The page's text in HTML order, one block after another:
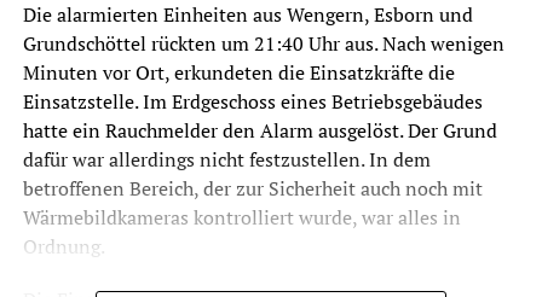
Die alarmierten Einheiten aus Wengern, Esborn und
Grundschöttel rückten um 21:40 Uhr aus. Nach wenigen
Minuten vor Ort, erkundeten die Einsatzkräfte die
Einsatzstelle. Im Erdgeschoss eines Betriebsgebäudes
hatte ein Rauchmelder den Alarm ausgelöst. Der Grund
dafür war allerdings nicht festzustellen. In dem
betroffenen Bereich, der zur Sicherheit auch noch mit
Wärmebildkameras kontrolliert wurde, war alles in
Ordnung.